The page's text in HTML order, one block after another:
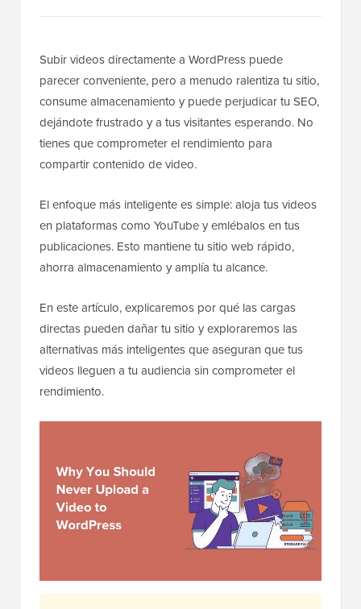
Subir videos directamente a WordPress puede
parecer conveniente, pero a menudo ralentiza tu sitio,
consume almacenamiento y puede perjudicar tu SEO,
dejándote frustrado y a tus visitantes esperando. No
tienes que comprometer el rendimiento para
compartir contenido de video.
El enfoque más inteligente es simple: aloja tus videos
en plataformas como YouTube y emlébalos en tus
publicaciones. Esto mantiene tu sitio web rápido,
ahorra almacenamiento y amplía tu alcance.
En este artículo, explicaremos por qué las cargas
directas pueden dañar tu sitio y exploraremos las
alternativas más inteligentes que aseguran que tus
videos lleguen a tu audiencia sin comprometer el
rendimiento.